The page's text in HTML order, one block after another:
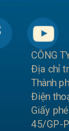
CÔNG
Địa chỉ
Thành
Điện
Giấy
45/GP-